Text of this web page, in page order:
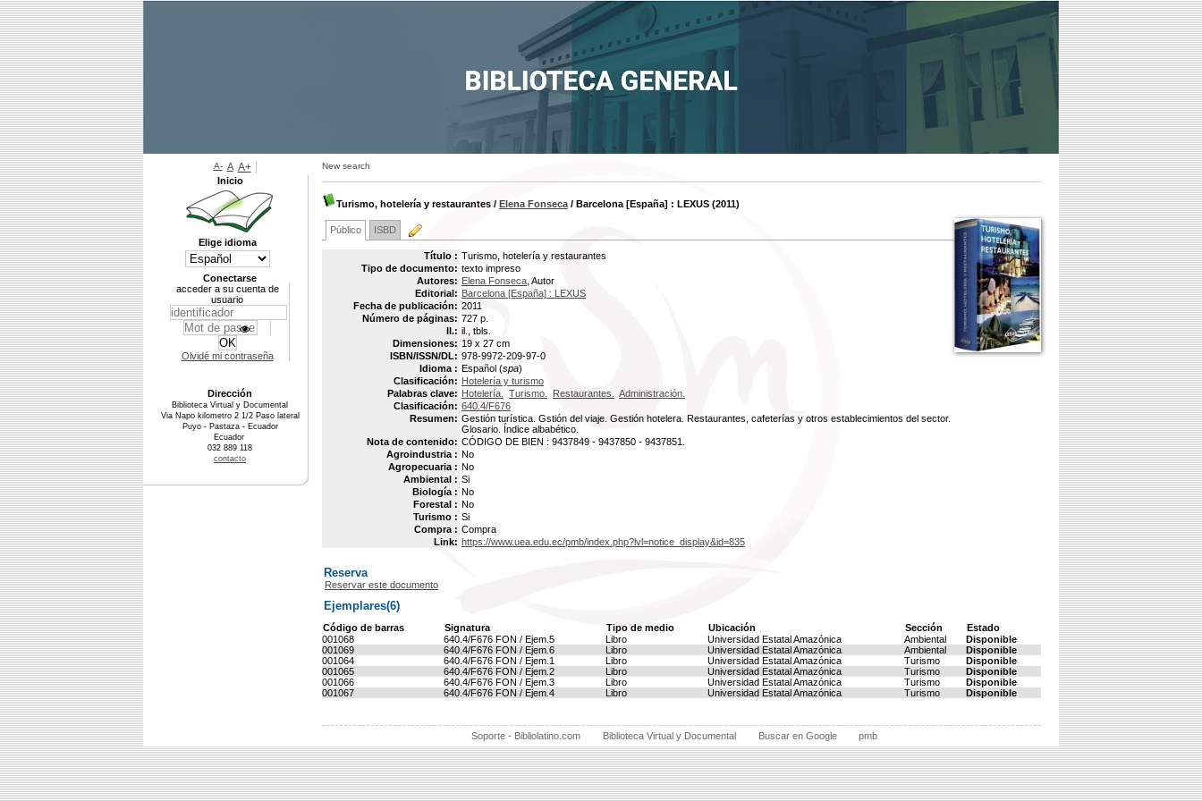
New search
Turismo, hotelería y restaurantes / Elena Fonseca / Barcelona [España] : LEXUS (2011)
Público ISBD
Título : Turismo, hotelería y restaurantes
Tipo de documento: texto impreso
Autores: Elena Fonseca , Autor
Editorial: Barcelona [España] : LEXUS
Fecha de publicación: 2011
Número de páginas: 727 p.
Il.: il., tbls.
Dimensiones: 19 x 27 cm
ISBN/ISSN/DL: 978-9972-209-97-0
Idioma : Español (spa)
Clasificación: Hotelería y turismo
Palabras clave: Hotelería. Turismo. Restaurantes.
Administración.
Clasificación: 640.4/F676
Resumen: Gestión turística. Gstión del viaje. Gestión hotelera. Restaurantes, cafeterías y otros establecimientos del sector.
Glosario. Índice albabético.
Nota de contenido: CÓDIGO DE BIEN : 9437849 - 9437850 - 9437851.
Agroindustria : No
Agropecuaria : No
Ambiental : Si
Biología : No
Forestal : No
Turismo : Si
Compra : Compra
Link: https://www.uea.edu.ec/pmb/index.php?lvl=notice_display&id=835
Reserva
Reservar este documento
Ejemplares(6)
Código de barras Signatura Tipo de medio Ubicación Sección
Estado
001068
640.4/F676 FON / Ejem.5 Libro Universidad Estatal Amazónica Ambiental
Disponible
001069
640.4/F676 FON / Ejem.6 Libro Universidad Estatal Amazónica Ambiental
Disponible
001064
640.4/F676 FON / Ejem.1 Libro Universidad Estatal Amazónica Turismo
Disponible
001065
640.4/F676 FON / Ejem.2 Libro Universidad Estatal Amazónica Turismo
Disponible
001066
640.4/F676 FON / Ejem.3 Libro Universidad Estatal Amazónica Turismo
Disponible
001067
640.4/F676 FON / Ejem.4 Libro Universidad Estatal Amazónica Turismo Disponible
Soporte - Bibliolatino.com Biblioteca Virtual y Documental Buscar en Google pmb
A- A A+
Inicio
Elige idioma
Conectarse
acceder a su cuenta de
usuario
Olvidé mi contraseña
Dirección
Biblioteca Virtual y Documental
Via Napo kilometro 2 1/2 Paso lateral
Puyo - Pastaza - Ecuador
Ecuador
032 889 118
contacto